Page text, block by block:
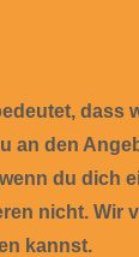
dass
an den
du dich
nicht. Wir
kannst.